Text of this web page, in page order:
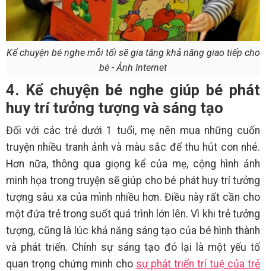
Kể chuyện bé nghe mỗi tối sẽ gia tăng khả năng giao tiếp cho
bé - Ảnh Internet
4. Kể chuyện bé nghe giúp bé phát
huy trí tưởng tượng và sáng tạo
Đối với các trẻ dưới 1 tuổi, mẹ nên mua những cuốn
truyện nhiều tranh ảnh và màu sắc để thu hút con nhé.
Hơn nữa, thông qua giọng kể của mẹ, cộng hình ảnh
minh họa trong truyện sẽ giúp cho bé phát huy trí tưởng
tượng sâu xa của mình nhiều hơn. Điều này rất cần cho
một đứa trẻ trong suốt quá trình lớn lên. Vì khi trẻ tưởng
tượng, cũng là lúc khả năng sáng tạo của bé hình thành
và phát triển. Chính sự sáng tạo đó lại là một yếu tố
quan trọng chứng minh cho sự phát triển trí tuệ của trẻ